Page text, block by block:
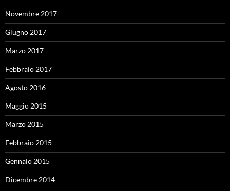
Novembre 2017
Giugno 2017
Marzo 2017
Febbraio 2017
Agosto 2016
Maggio 2015
Marzo 2015
Febbraio 2015
Gennaio 2015
Dicembre 2014